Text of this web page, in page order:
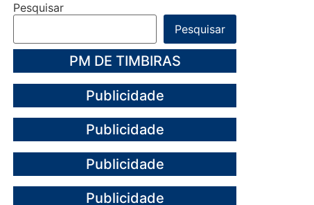
Pesquisar
Pesquisar
PM DE TIMBIRAS
Publicidade
Publicidade
Publicidade
Publicidade